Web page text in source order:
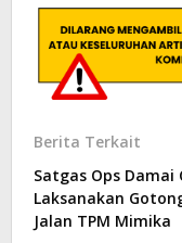
Berita Terkait
Satgas Ops Damai
Laksanakan
Jalan TPM Mimika